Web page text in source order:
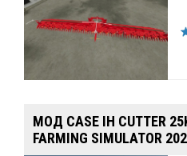
МОД CASE IH CUTTER
FARMING SIMULATOR